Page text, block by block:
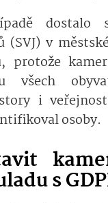
dostalo
(SVJ) v
protože
všech
i
o­soby.
s